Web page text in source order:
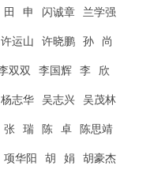
田 申 闪诚章 兰学强
许运山 许晓鹏 孙 尚
双双 李国辉 李 欣
杨志华 吴志兴 吴茂林
张 瑞 陈 卓 陈思靖
项华阳 胡 娟 胡豪杰